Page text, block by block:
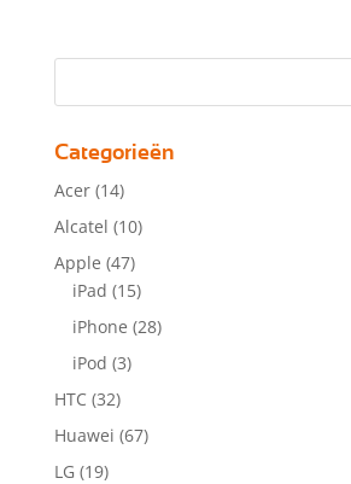
Categorieën
Acer (14)
Alcatel (10)
Apple (47)
iPad (15)
iPhone (28)
iPod (3)
HTC (32)
Huawei (67)
LG (19)